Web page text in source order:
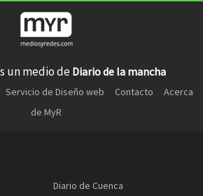
un medio de Diario de la mancha
Servicio de Diseño web Contacto
Acerca
de MyR
Diario de Cuenca